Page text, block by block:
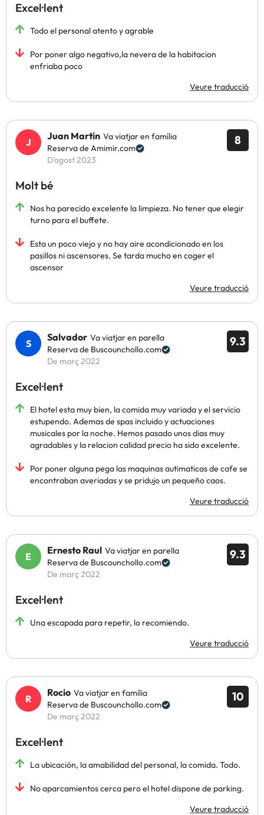
Excel·lent
Todo el personal atento y agrable
Por poner algo negativo,la nevera de la habitacion
enfriaba poco
Veure traducció
8
Juan Martín Va viatjar en família
Reserva de Amimir.com
D’agost 2023
Molt bé
Nos ha parecido excelente la limpieza. No tener que elegir
turno para el buffete.
Esta un poco viejo y no hay aire acondicionado en los
pasillos ni ascensores. Se tarda mucho en coger el
ascensor
Veure traducció
9.3
Salvador Va viatjar en parella
Reserva de Buscounchollo.com
De març 2022
Excel·lent
El hotel esta muy bien, la comida muy variada y el servicio
estupendo. Ademas de spas incluido y actuaciones
musicales por la noche. Hemos pasado unos dias muy
agradables y la relacion calidad precio ha sido excelente.
Por poner alguna pega las maquinas autimaticas de cafe se
encontraban averiadas y se pridujo un pequeño caos.
Veure traducció
9.3
Ernesto Raul Va viatjar en parella
Reserva de Buscounchollo.com
De març 2022
Excel·lent
Una escapada para repetir, lo recomiendo.
Veure traducció
10
Rocio Va viatjar en família
Reserva de Buscounchollo.com
De març 2022
Excel·lent
La ubicación, la amabilidad del personal, la comida. Todo.
No aparcamientos cerca pero el hotel dispone de parking.
Veure traducció